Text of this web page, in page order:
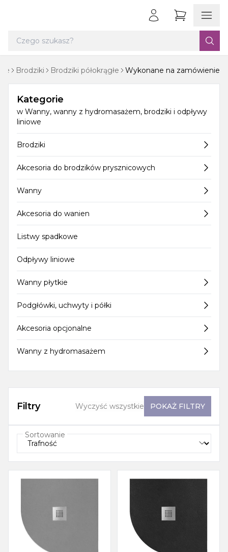
Brodziki Brodziki półokrągłe Wykonane na zamówienie
Kategorie
w Wanny, wanny z hydromasażem, brodziki i odpływy
liniowe
Brodziki
Akcesoria do brodzików prysznicowych
Wanny
Akcesoria do wanien
Listwy spadkowe
Odpływy liniowe
Wanny płytkie
Podgłówki, uchwyty i półki
Akcesoria opcjonalne
Wanny z hydromasażem
Filtry Wyczyść wszystkie POKAŻ FILTRY
Sortowanie